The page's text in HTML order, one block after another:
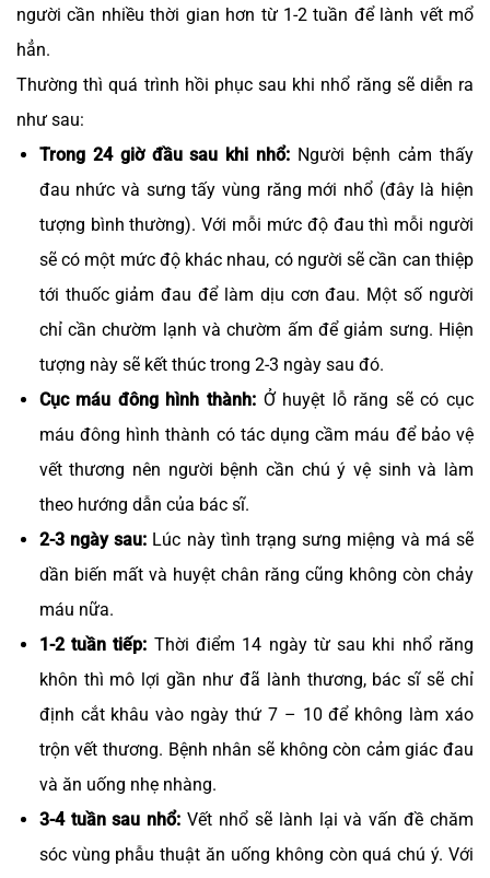
người cần nhiều thời gian hơn từ 1-2 tuần để lành vết mổ
hẳn.
Thường thì quá trình hồi phục sau khi nhổ răng sẽ diễn ra
như sau:
Trong 24 giờ đầu sau khi nhổ: Người bệnh cảm thấy
đau nhức và sưng tấy vùng răng mới nhổ (đây là hiện
tượng bình thường). Với mỗi mức độ đau thì mỗi người
sẽ có một mức độ khác nhau, có người sẽ cần can thiệp
tới thuốc giảm đau để làm dịu cơn đau. Một số người
chỉ cần chườm lạnh và chườm ấm để giảm sưng. Hiện
tượng này sẽ kết thúc trong 2-3 ngày sau đó.
Cục máu đông hình thành: Ở huyệt lỗ răng sẽ có cục
máu đông hình thành có tác dụng cầm máu để bảo vệ
vết thương nên người bệnh cần chú ý vệ sinh và làm
theo hướng dẫn của bác sĩ.
2-3 ngày sau: Lúc này tình trạng sưng miệng và má sẽ
dần biến mất và huyệt chân răng cũng không còn chảy
máu nữa.
1-2 tuần tiếp: Thời điểm 14 ngày từ sau khi nhổ răng
khôn thì mô lợi gần như đã lành thương, bác sĩ sẽ chỉ
định cắt khâu vào ngày thứ 7 – 10 để không làm xáo
trộn vết thương. Bệnh nhân sẽ không còn cảm giác đau
và ăn uống nhẹ nhàng.
3-4 tuần sau nhổ: Vết nhổ sẽ lành lại và vấn đề chăm
sóc vùng phẫu thuật ăn uống không còn quá chú ý. Với